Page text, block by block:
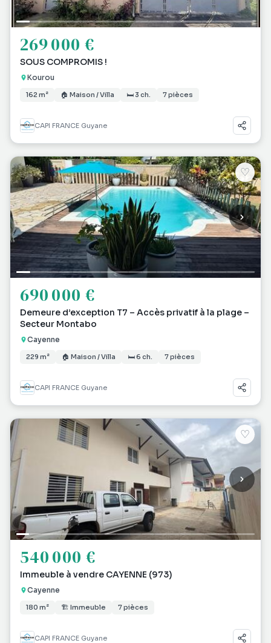
269 000 €
SOUS COMPROMIS !
Kourou
162 m² 🏠 Maison / Villa 🛏 3 ch. 7 pièces
CAPI FRANCE Guyane
♡
690 000 €
Demeure d’exception T7 – Accès privatif à la plage –
Secteur Montabo
Cayenne
229 m² 🏠 Maison / Villa 🛏 6 ch. 7 pièces
CAPI FRANCE Guyane
♡
540 000 €
Immeuble à vendre CAYENNE (973)
Cayenne
180 m² 🏗 Immeuble 7 pièces
CAPI FRANCE Guyane